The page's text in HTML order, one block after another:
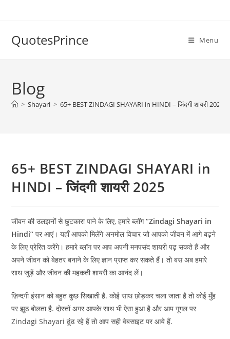
QuotesPrince Menu
Blog
> Shayari > 65+ BEST ZINDAGI SHAYARI in HINDI – जिंदगी शायरी 2025
65+ BEST ZINDAGI SHAYARI in
HINDI – जिंदगी शायरी 2025
जीवन की उलझनों से छुटकारा पाने के लिए, हमारे ब्लॉग“Zindagi Shayari in
Hindi” पर आएं। यहाँ आपको मिलेंगे अनमोल विचार जो आपको जीवन में आगे बढ़ने
के लिए प्रेरित करेंगे। हमारे ब्लॉग पर आप अपनी मनपसंद शायरी पढ़ सकते हैं और
अपने जीवन को बेहतर बनाने के लिए ज्ञान प्राप्त कर सकते हैं। तो बस अब हमारे
साथ जुड़ें और जीवन की महकती शायरी का आनंद लें।
ज़िन्दगी इंसान को बहुत कुछ सिखाती है. कोई साथ छोड़कर चला जाता है तो कोई मुँह
पर झूठ बोलता है. दोस्तों अगर आपके साथ भी ऐसा हुआ है और आप गूगल पर
Zindagi Shayari ढूंढ रहे हैं तो आप सही वेबसाइट पर आये हैं.